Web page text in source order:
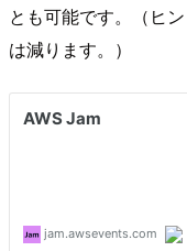
とも可能です。（ヒ
は減ります。）